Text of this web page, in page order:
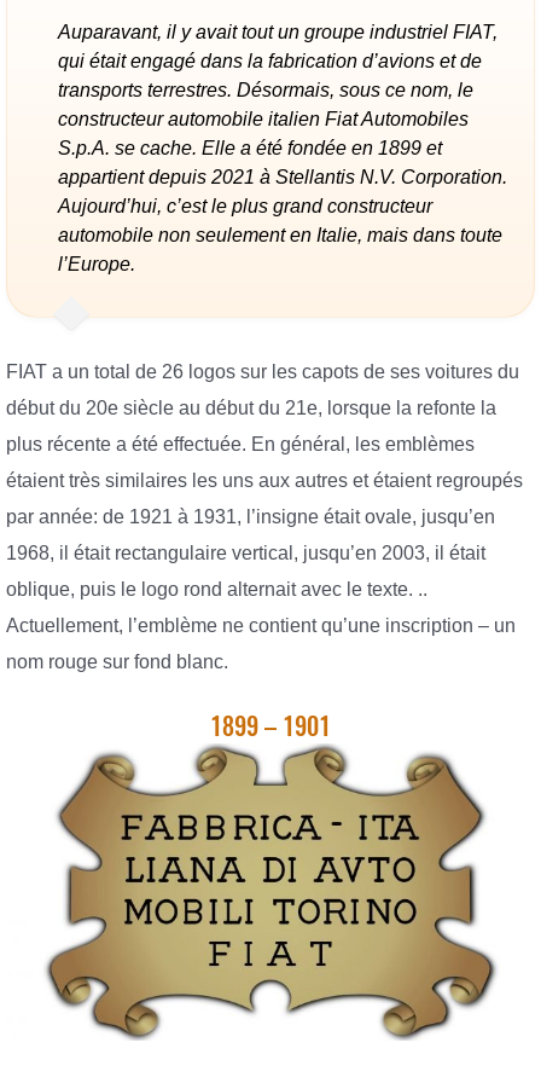
Auparavant, il y avait tout un groupe industriel FIAT,
qui était engagé dans la fabrication d’avions et de
transports terrestres. Désormais, sous ce nom, le
constructeur automobile italien Fiat Automobiles
S.p.A. se cache. Elle a été fondée en 1899 et
appartient depuis 2021 à Stellantis N.V. Corporation.
Aujourd’hui, c’est le plus grand constructeur
automobile non seulement en Italie, mais dans toute
l’Europe.
FIAT a un total de 26 logos sur les capots de ses voitures du
début du 20e siècle au début du 21e, lorsque la refonte la
plus récente a été effectuée. En général, les emblèmes
étaient très similaires les uns aux autres et étaient regroupés
par année: de 1921 à 1931, l’insigne était ovale, jusqu’en
1968, il était rectangulaire vertical, jusqu’en 2003, il était
oblique, puis le logo rond alternait avec le texte. ..
Actuellement, l’emblème ne contient qu’une inscription – un
nom rouge sur fond blanc.
1899 – 1901